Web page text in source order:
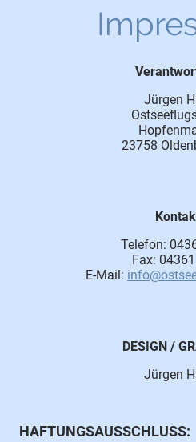
Jürgen
23758
Telefon:
Fax:
E-Mail:
DESIGN /
Jürgen
HAFTUNGSAUSSCHLUSS: